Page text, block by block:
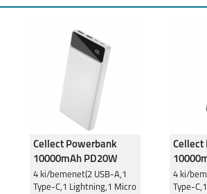
Cellect Powerbank
10000mAh PD20W
Fehér PR132
10000mAh
4 ki/bemenet(2 USB-A,1
Type-C,1 Lightning,1 Micro
Cellect
Fekete
4 ki/
Type-